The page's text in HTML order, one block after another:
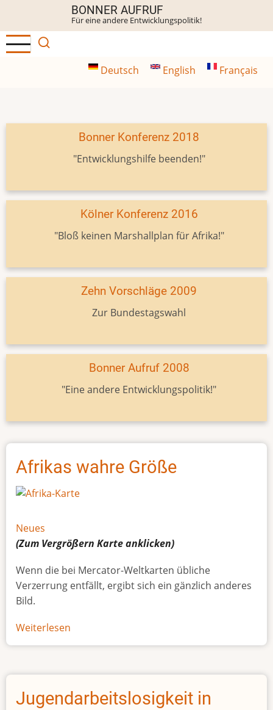
Inhalt
BONNER AUFRUF
Für eine andere Entwicklungspolitik!
Deutsch English Français
Bonner Konferenz 2018
"Entwicklungshilfe beenden!"
Kölner Konferenz 2016
"Bloß keinen Marshallplan für Afrika!"
Zehn Vorschläge 2009
Zur Bundestagswahl
Bonner Aufruf 2008
"Eine andere Entwicklungspolitik!"
Afrikas wahre Größe
Neues
(Zum Vergrößern Karteanklicken)
Wenn die bei Mercator-Weltkarten übliche
Verzerrung entfällt, ergibt sich ein gänzlich anderes
Bild.
Weiterlesen
Afrikas
Größe
Jugendarbeitslosigkeit in